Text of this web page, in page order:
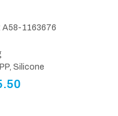
A58-1163676
Silicone